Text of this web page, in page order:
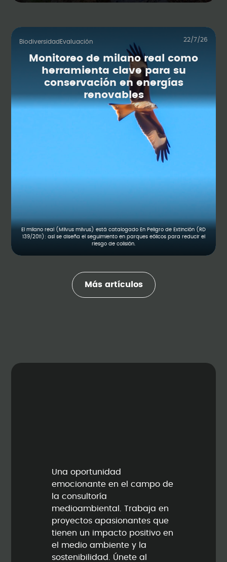
Biodiversidad Evaluación 22/7/26
Monitoreo de milano real como
herramienta clave para su
conservación en energías
renovables
El milano real (Milvus milvus) está catalogado En Peligro de Extinción (RD
139/2011): así se diseña el seguimiento en parques eólicos para reducir el
riesgo de colisión.
Más artículos
Una oportunidad
emocionante en el campo de
la consultoría
medioambiental. Trabaja en
proyectos apasionantes que
tienen un impacto positivo en
el medio ambiente y la
sostenibilidad. Únete al